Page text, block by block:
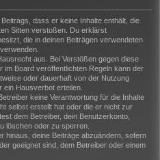
dass er keine Inhalte enthält, die
Sitten verstoßen. Du erklärst
die in deinen Beiträgen verwendeten
aus. Bei Verstößen gegen diese
im Board veröffentlichten Regeln kann der
oder dauerhaft von der Nutzung
ein Hausverbot erteilen.
keine Verantwortung für die Inhalte
selbst erstellt hat oder die er nicht zur
dem Betreiber, dein Benutzerkonto,
löschen oder zu sperren.
hinaus, deine Beiträge abzuändern, sofern
geeignet sind, dem Betreiber oder einem